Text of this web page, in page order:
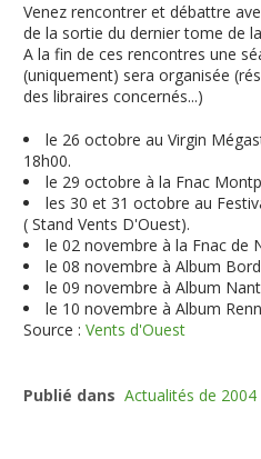
Venez rencontrer et débattre
de la sortie du dernier tome de
A la fin de ces rencontres une
(uniquement) sera organisée
des libraires concernés...)
le 26 octobre au Virgin
18h00.
le 29 octobre à la Fnac
les 30 et 31 octobre au
( Stand Vents D'Ouest).
le 02 novembre à la Fnac de
le 08 novembre à Album
le 09 novembre à Album
le 10 novembre à Album
Source :Vents d'Ouest
Publié dans Actualités de 2004